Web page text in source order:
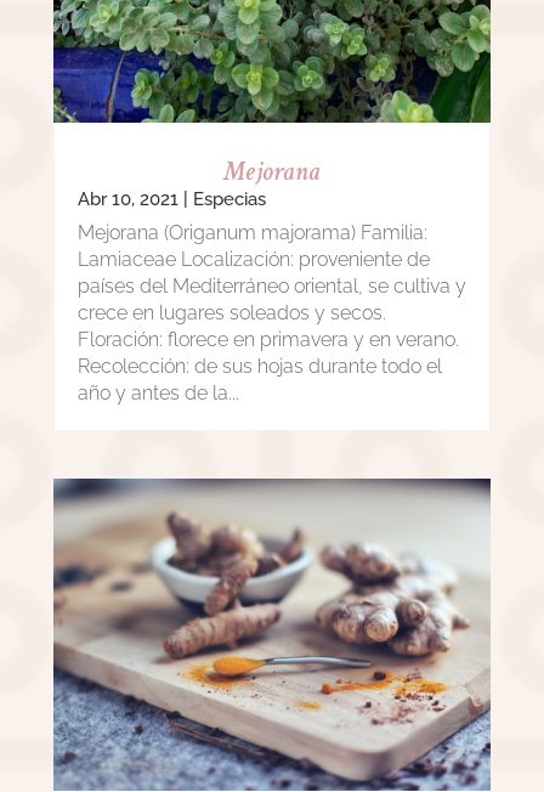
Mejorana
Abr 10, 2021| Especias
Mejorana (Origanum majorama) Familia:
Lamiaceae Localización: proveniente de
países del Mediterráneo oriental, se cultiva y
crece en lugares soleados y secos.
Floración: florece en primavera y en verano.
Recolección: de sus hojas durante todo el
año y antes de la...